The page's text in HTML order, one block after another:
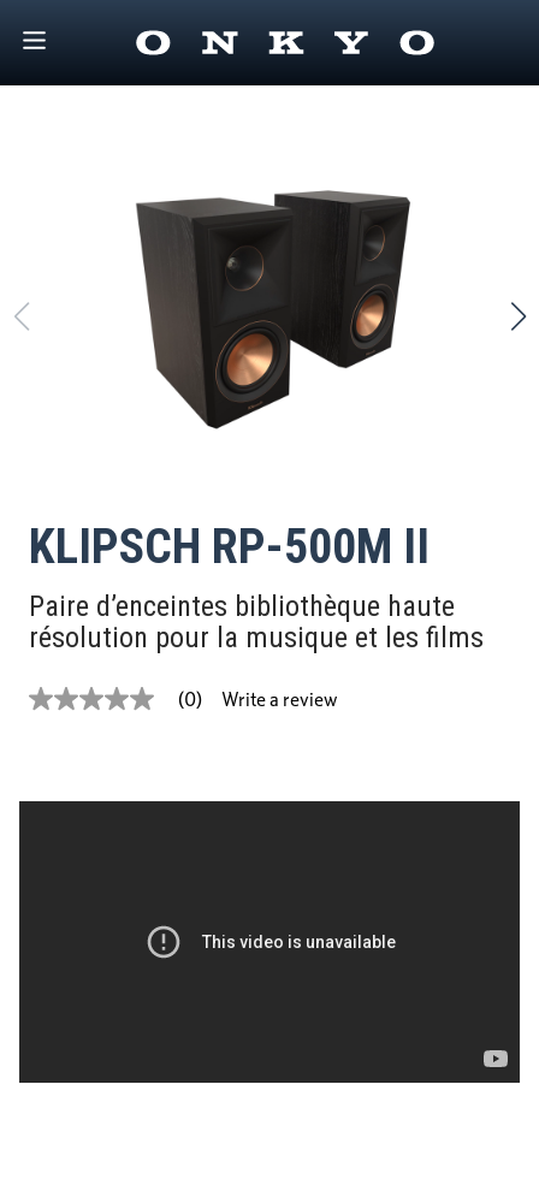
KLIPSCH RP-500M II
Paire d’enceintes bibliothèque haute
résolution pour la musique et les films
No
link.
(0) Write a review